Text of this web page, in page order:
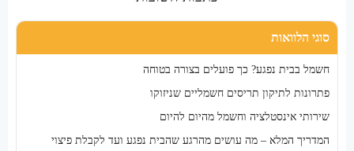
סוגי הלוואות
חשמל בבית נפגע? כך פועלים בצורה בטוחה
פתרונות לתיקון תריסים חשמליים שניזוקו
שירותי אינסטלציה וחשמל מהיום להיום
המדריך המלא – מה עושים מהרגע שהבית נפגע ועד לקבלת פיצוי